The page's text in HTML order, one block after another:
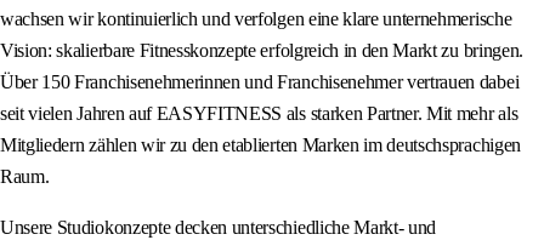
wachsen wir kontinuierlich und verfolgen eine klare unternehmerische
Vision: skalierbare Fitnesskonzepte erfolgreich in den Markt zu bringen.
Über 150 Franchisenehmerinnen und Franchisenehmer vertrauen dabei
seit vielen Jahren auf EASYFITNESS als starken Partner. Mit mehr als
Mitgliedern zählen wir zu den etablierten Marken im deutschsprachigen
Raum.
Unsere Studiokonzepte decken unterschiedliche Markt- und